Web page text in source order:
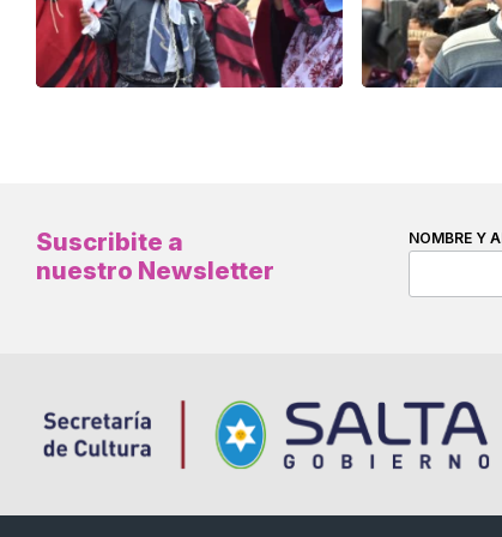
Suscribite a
nuestro Newsletter
NOMBRE Y